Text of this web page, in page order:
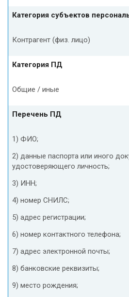
Категория субъектов
Контрагент (физ. лицо)
Категория ПД
Общие / иные
Перечень ПД
1) ФИО;
2) данные паспорта или иного
удостоверяющего личность;
3) ИНН;
4) номер СНИЛС;
5) адрес регистрации;
6) номер контактного телефона;
7) адрес электронной почты;
8) банковские реквизиты;
9) место рождения;